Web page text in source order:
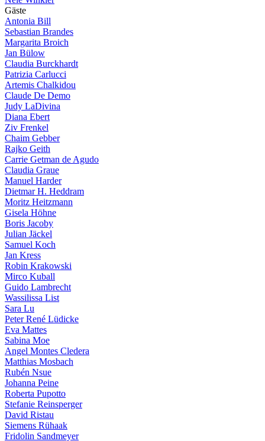
Gäste
Antonia Bill
Sebastian Brandes
Margarita Broich
Jan Bülow
Claudia Burckhardt
Patrizia Carlucci
Artemis Chalkidou
Claude De Demo
Judy LaDivina
Diana Ebert
Ziv Frenkel
Chaim Gebber
Rajko Geith
Carrie Getman de Agudo
Claudia Graue
Manuel Harder
Dietmar H. Heddram
Moritz Heitzmann
Gisela Höhne
Boris Jacoby
Julian Jäckel
Samuel Koch
Jan Kress
Robin Krakowski
Mirco Kuball
Guido Lambrecht
Wassilissa List
Sara Lu
Peter René Lüdicke
Eva Mattes
Sabina Moe
Angel Montes Cledera
Matthias Mosbach
Rubén Nsue
Johanna Peine
Roberta Pupotto
Stefanie Reinsperger
David Ristau
Siemens Rühaak
Fridolin Sandmeyer